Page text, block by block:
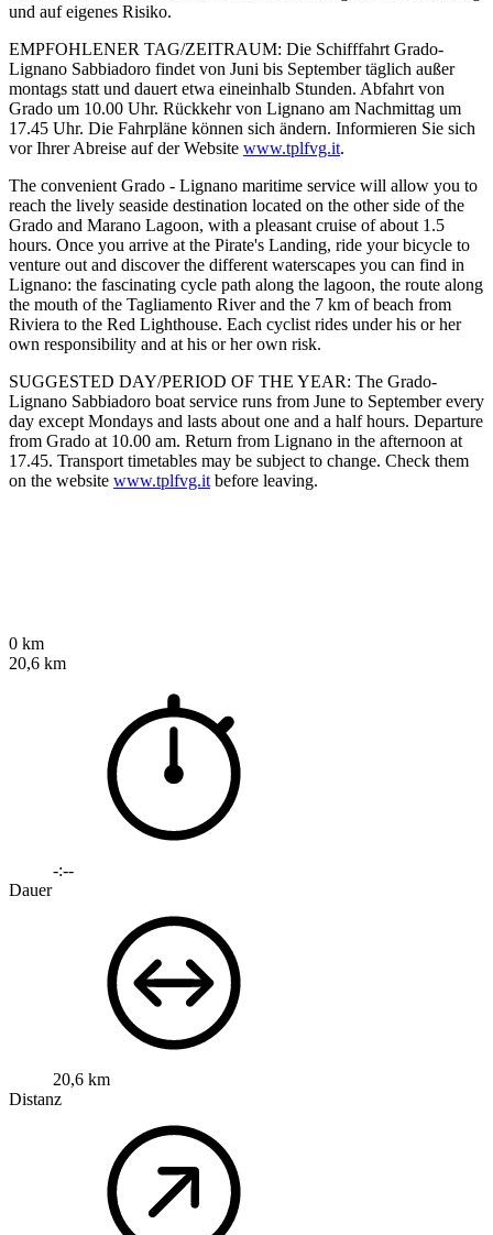
und auf eigenes Risiko.
EMPFOHLENER TAG/ZEITRAUM: Die Schifffahrt Grado-
Lignano Sabbiadoro findet von Juni bis September täglich außer
montags statt und dauert etwa eineinhalb Stunden. Abfahrt von
Grado um 10.00 Uhr. Rückkehr von Lignano am Nachmittag um
17.45 Uhr. Die Fahrpläne können sich ändern. Informieren Sie sich
vor Ihrer Abreise auf der Website www.tplfvg.it.
The convenient Grado - Lignano maritime service will allow you to
reach the lively seaside destination located on the other side of the
Grado and Marano Lagoon, with a pleasant cruise of about 1.5
hours. Once you arrive at the Pirate's Landing, ride your bicycle to
venture out and discover the different waterscapes you can find in
Lignano: the fascinating cycle path along the lagoon, the route along
the mouth of the Tagliamento River and the 7 km of beach from
Riviera to the Red Lighthouse. Each cyclist rides under his or her
own responsibility and at his or her own risk.
SUGGESTED DAY/PERIOD OF THE YEAR: The Grado-
Lignano Sabbiadoro boat service runs from June to September every
day except Mondays and lasts about one and a half hours. Departure
from Grado at 10.00 am. Return from Lignano in the afternoon at
17.45. Transport timetables may be subject to change. Check them
on the website www.tplfvg.it before leaving.
0 km
20,6 km
-:--
Dauer
20,6 km
Distanz